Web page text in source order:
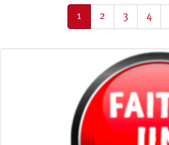
Page
courante
1 Page
2 Page
3 Page
4